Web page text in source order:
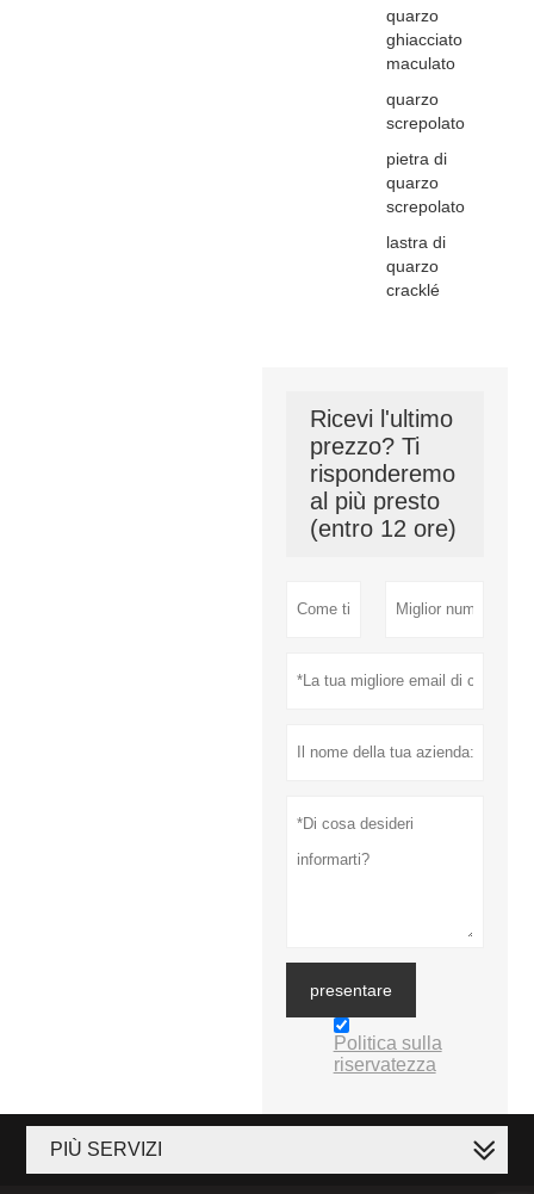
quarzo
ghiacciato
maculato
quarzo
screpolato
pietra di
quarzo
screpolato
lastra di
quarzo
cracklé
Ricevi l'ultimo
prezzo? Ti
risponderemo
al più presto
(entro 12 ore)
presentare
Politica sulla
riservatezza
PIÙ SERVIZI